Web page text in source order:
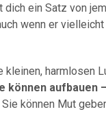
dich ein Satz von
wenn er vielleicht
kleinen, harmlosen
können aufbauen
Sie können Mut